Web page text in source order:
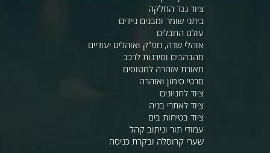
ציוד נגד החלקה
ביתני שומר ומבנים ניידים
עולם החבלים
אוהלי שדה, חפ"ק ואוהלים יעודיים
מהבהבים וסירנות לרכב
תאורת אזהרה למטוסים
סרטי סימון ואזהרה
ציוד לחניונים
ציוד לאתרי בניה
ציוד בטיחות בים
עמודי תור וניתוב קהל
שערי קרוסלה ובקרת כניסה